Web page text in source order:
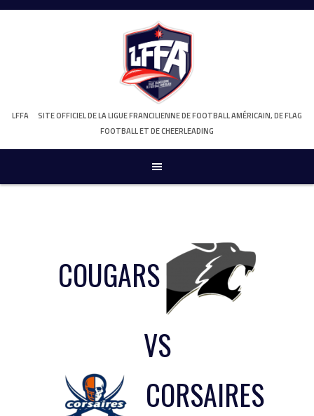
Skip
LFFA
SITE OFFICIEL DE LA LIGUE FRANCILIENNE DE FOOTBALL AMÉRICAIN, DE FLAG
FOOTBALL ET DE CHEERLEADING
COUGARS
VS
CORSAIRES